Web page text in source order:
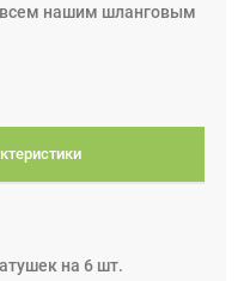
всем нашим шланговым
C15 и T20. Гайки для
на 6 шт.